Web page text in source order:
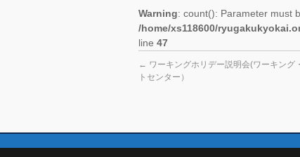
Warning: count(): Parameter must
/home/xs118600/
line 47
← ワーキングホリデー説明会(ワーキング
トセンター）